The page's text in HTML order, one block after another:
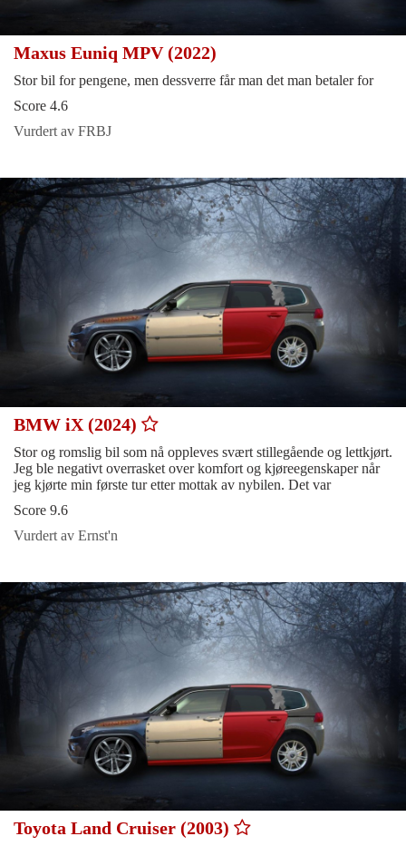
Maxus Euniq MPV (2022)
Stor bil for pengene, men dessverre får man det man betaler for
Score 4.6
Vurdert av FRBJ
BMW iX (2024)
Stor og romslig bil som nå oppleves svært stillegående og lettkjørt.
Jeg ble negativt overrasket over komfort og kjøreegenskaper når
jeg kjørte min første tur etter mottak av nybilen. Det var
Score 9.6
Vurdert av Ernst'n
Toyota Land Cruiser (2003)